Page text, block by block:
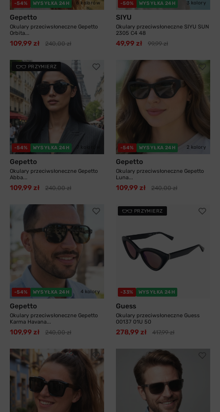
-54% WYSYŁKA 24H 6 kolorów
Gepetto
Okulary przeciwsłoneczne Gepetto
Orbita...
109,99 zł 240,00 zł
-50% WYSYŁKA 24H 3 kolory
SIYU
Okulary przeciwsłoneczne SIYU SUN
2305 C4 48
49,99 zł 99,99 zł
PRZYMIERZ
-54% WYSYŁKA 24H
Gepetto
Okulary przeciwsłoneczne Gepetto
Abba...
109,99 zł 240,00 zł
-54% WYSYŁKA 24H 2 kolory
Gepetto
Okulary przeciwsłoneczne Gepetto
Luna...
109,99 zł 240,00 zł
-54% WYSYŁKA 24H 4 kolory
Gepetto
Okulary przeciwsłoneczne Gepetto
Karma Havana...
109,99 zł 240,00 zł
PRZYMIERZ
-33% WYSYŁKA 24H
Guess
Okulary przeciwsłoneczne Guess
00137 01U 50
278,99 zł 417,99 zł